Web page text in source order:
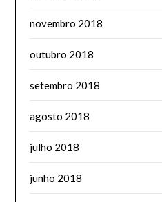
novembro 2018
outubro 2018
setembro 2018
agosto 2018
julho 2018
junho 2018